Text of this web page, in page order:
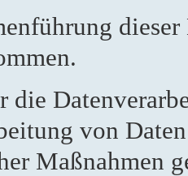
die
von
Maßnahmen